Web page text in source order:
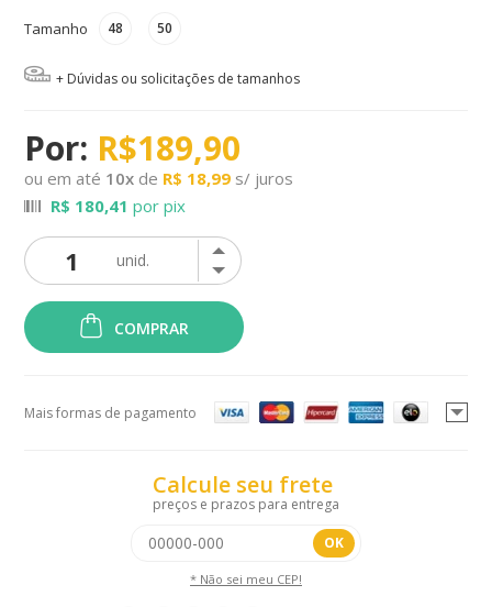
Tamanho 48 50
+ Dúvidas ou solicitações de tamanhos
R$189,90
ou em até 10x de R$ 18,99 s/ juros
R$ 180,41 por pix
COMPRAR
Mais formas de pagamento
Calcule seu frete
preços e prazos para entrega
OK
* Não sei meu CEP!